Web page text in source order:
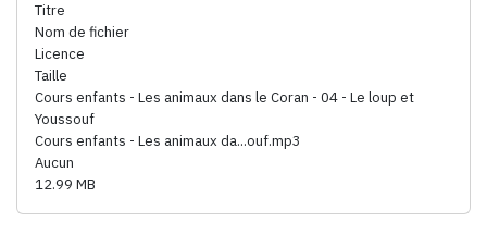
Titre
Nom de fichier
Licence
Taille
Cours enfants - Les animaux dans le Coran - 04 - Le loup et
Youssouf
Cours enfants - Les animaux da...ouf.mp3
Aucun
12.99 MB